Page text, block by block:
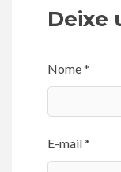
Deixe
Nome *
E-mail *